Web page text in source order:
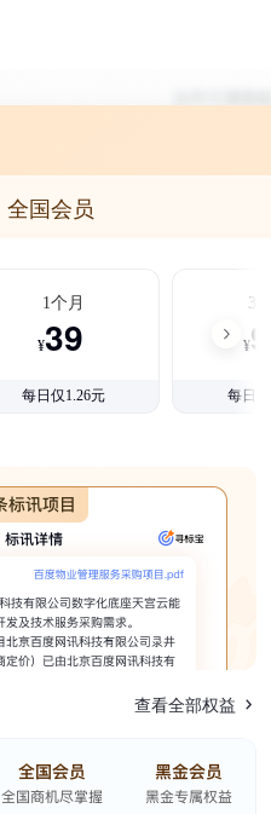
全国会员
1个月
¥39
每日仅1.26元
3
¥99
每日仅
查看全部权益